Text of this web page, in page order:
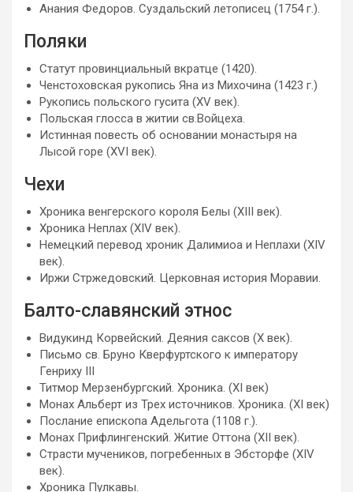
Анания Федоров. Суздальский летописец (1754 г.).
Поляки
Статут провинциальный вкратце (1420).
Ченстоховская рукопись Яна из Михочина (1423 г.)
Рукопись польского гусита (XV век).
Польская глосса в житии св.Войцеха.
Истинная повесть об основании монастыря на
Лысой горе (XVI век).
Чехи
Хроника венгерского короля Белы (XIII век).
Хроника Неплах (XIV век).
Немецкий перевод хроник Далимиоа и Неплахи (XIV
век).
Иржи Стржедовский. Церковная история Моравии.
Балто-славянский этнос
Видукинд Корвейский. Деяния саксов (Х век).
Письмо св. Бруно Кверфуртского к императору
Генриху III
Титмор Мерзенбургский. Хроника. (XI век)
Монах Альберт из Трех источников. Хроника. (XI век)
Послание епископа Адельгота (1108 г.).
Монах Прифлингенский. Житие Оттона (XII век).
Страсти мучеников, погребенных в Эбсторфе (XIV
век).
Хроника Пулкавы.